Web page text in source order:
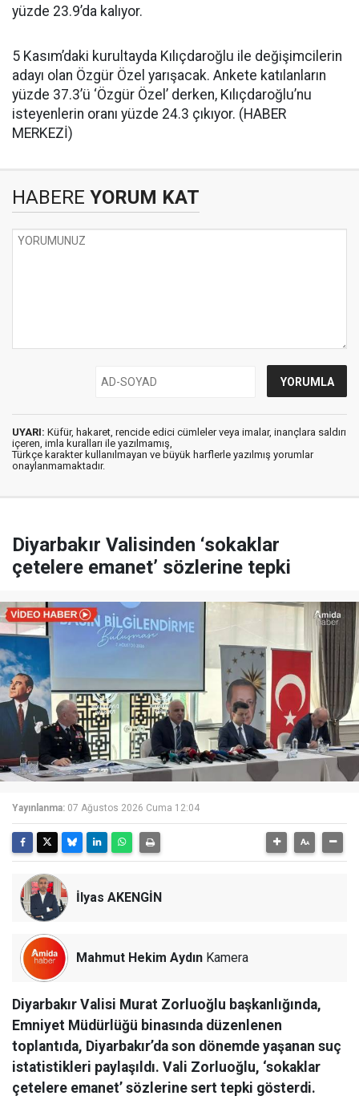
yüzde 23.9’da kalıyor.
5 Kasım’daki kurultayda Kılıçdaroğlu ile değişimcilerin
adayı olan Özgür Özel yarışacak. Ankete katılanların
yüzde 37.3’ü ‘Özgür Özel’ derken, Kılıçdaroğlu’nu
isteyenlerin oranı yüzde 24.3 çıkıyor. (HABER
MERKEZİ)
HABERE YORUM KAT
UYARI: Küfür, hakaret, rencide edici cümleler veya imalar, inançlara saldırı
içeren, imla kuralları ile yazılmamış,
Türkçe karakter kullanılmayan ve büyük harflerle yazılmış yorumlar
onaylanmamaktadır.
Diyarbakır Valisinden ‘sokaklar
çetelere emanet’ sözlerine tepki
Yayınlanma: 07 Ağustos 2026 Cuma 12:04
İlyas AKENGİN
Mahmut Hekim Aydın Kamera
Diyarbakır Valisi Murat Zorluoğlu başkanlığında,
Emniyet Müdürlüğü binasında düzenlenen
toplantıda, Diyarbakır’da son dönemde yaşanan suç
istatistikleri paylaşıldı. Vali Zorluoğlu, ‘sokaklar
çetelere emanet’ sözlerine sert tepki gösterdi.